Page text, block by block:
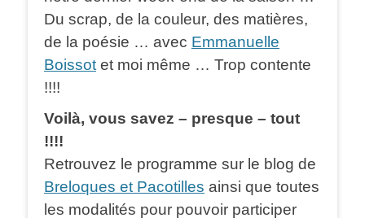
Du scrap, de la couleur, des matières,
de la poésie … avec Emmanuelle
Boissotet moi même … Trop contente
!!!!
Voilà, vous savez – presque – tout
!!!!
Retrouvez le programme sur le blog de
Breloques et Pacotilles ainsi que toutes
les modalités pour pouvoir participer